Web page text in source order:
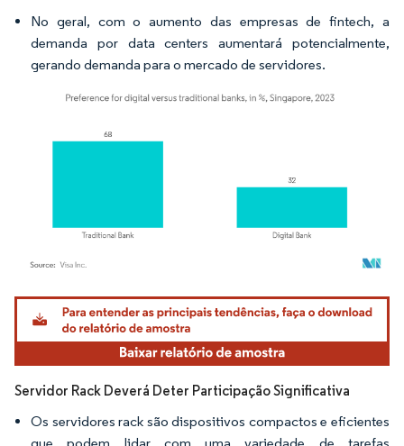
No geral, com o aumento das empresas de fintech, a
demanda por data centers aumentará potencialmente,
gerando demanda para o mercado de servidores.
Imagem © Mordor Intelligence. O reuso requer atribuição conforme CC BY 4.0.
Servidor Rack Deverá Deter Participação Significativa
Os servidores rack são dispositivos compactos e eficientes
que podem lidar com uma variedade de tarefas